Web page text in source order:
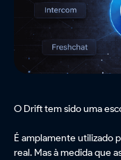
O Drift tem sido uma
É amplamente utilizado
real. Mas à medida que